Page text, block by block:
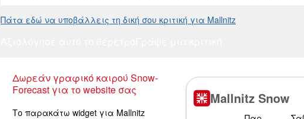
Πάτα εδώ να υποβάλλεις τη δική σου κριτική για Mallnitz
Δωρεάν γραφικό καιρού Snow-
Forecast για το website σας
Το παρακάτω widget για Mallnitz